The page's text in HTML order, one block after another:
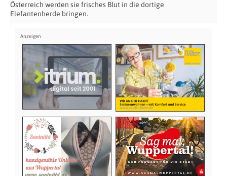
Österreich werden sie frisches Blut in die dortige
Elefantenherde bringen.